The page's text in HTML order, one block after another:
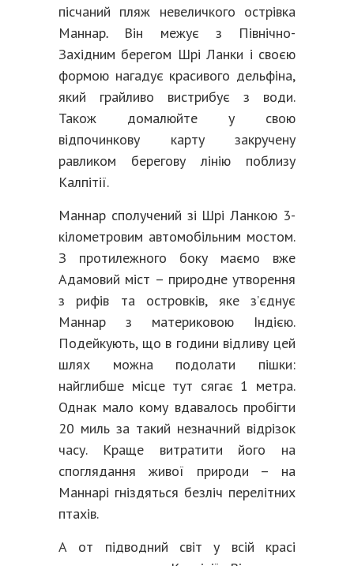
пісчаний пляж невеличкого острівка
Маннар. Він межує з Північно-
Західним берегом Шрі Ланки і своєю
формою нагадує красивого дельфіна,
який грайливо вистрибує з води.
Також домалюйте у свою
відпочинкову карту закручену
равликом берегову лінію поблизу
Калпітії.
Маннар сполучений зі Шрі Ланкою 3-
кілометровим автомобільним мостом.
З протилежного боку маємо вже
Адамовий міст – природне утворення
з рифів та островків, яке з’єднує
Маннар з материковою Індією.
Подейкують, що в години відливу цей
шлях можна подолати пішки:
найглибше місце тут сягає 1 метра.
Однак мало кому вдавалось пробігти
20 миль за такий незначний відрізок
часу. Краще витратити його на
споглядання живої природи – на
Маннарі гніздяться безліч перелітних
птахів.
А от підводний світ у всій красі